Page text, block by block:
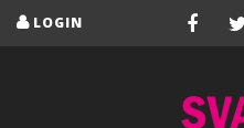
LOGIN